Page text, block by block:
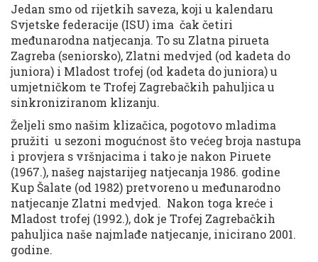
Jedan smo od rijetkih saveza, koji u kalendaru
Svjetske federacije (ISU) ima čak četiri
međunarodna natjecanja. To su Zlatna pirueta
Zagreba (seniorsko), Zlatni medvjed (od kadeta do
juniora) i Mladost trofej (od kadeta do juniora) u
umjetničkom te Trofej Zagrebačkih pahuljica u
sinkroniziranom klizanju.
Željeli smo našim klizačica, pogotovo mladima
pružiti u sezoni mogućnost što većeg broja nastupa
i provjera s vršnjacima i tako je nakon Piruete
(1967.), našeg najstarijeg natjecanja 1986. godine
Kup Šalate (od 1982) pretvoreno u međunarodno
natjecanje Zlatni medvjed. Nakon toga kreće i
Mladost trofej (1992.), dok je Trofej Zagrebačkih
pahuljica naše najmlađe natjecanje, inicirano 2001.
godine.